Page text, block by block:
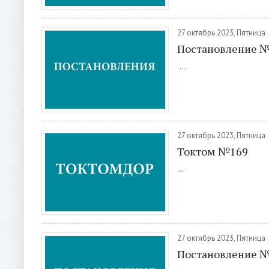
27 октябрь 2023, Пятница
Постановление
...
27 октябрь 2023, Пятница
Токтом №169
...
27 октябрь 2023, Пятница
Постановление